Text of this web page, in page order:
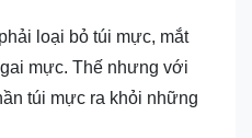
loại bỏ túi mực, mắt
mực. Thế nhưng với
túi mực ra khỏi những